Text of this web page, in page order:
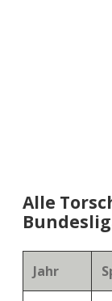
Alle
Jahr